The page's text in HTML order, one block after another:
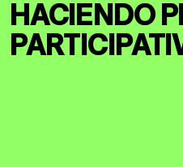
DERECHOS
SALUD
EMERGENCIA
HACIENDO